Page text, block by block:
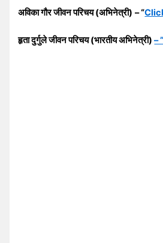
अविका गौर जीवन परिचय (अभिनेत्री) – “
हृता दुर्गुले जीवन परिचय (भारतीय अभिनेत्री)–